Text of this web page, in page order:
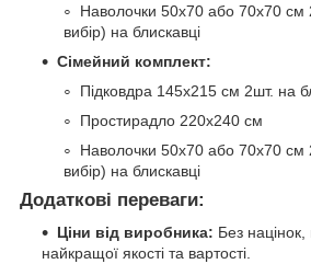
Наволочки 50х70 або 70х70
вибір) на блискавці
Сімейний комплект:
Підковдра 145х215 см 2шт. на
Простирадло 220х240 см
Наволочки 50х70 або 70х70
вибір) на блискавці
Додаткові переваги:
Ціни від виробника: Без націнок,
найкращої якості та вартості.